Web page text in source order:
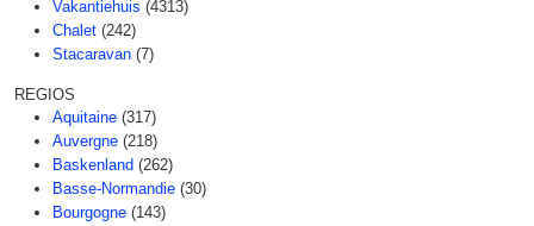
Vakantiehuis (4313)
Chalet (242)
Stacaravan (7)
REGIOS
Aquitaine (317)
Auvergne (218)
Baskenland (262)
Basse-Normandie (30)
Bourgogne (143)